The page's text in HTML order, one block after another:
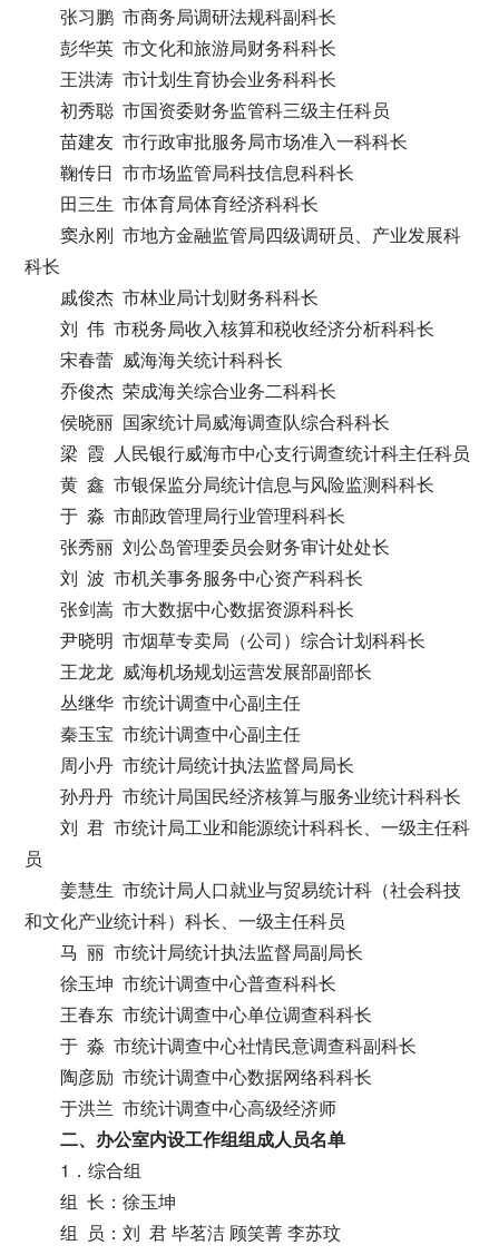
张习鹏 市商务局调研法规科副科长
彭华英 市文化和旅游局财务科科长
王洪涛 市计划生育协会业务科科长
初秀聪 市国资委财务监管科三级主任科员
苗建友 市行政审批服务局市场准入一科科长
鞠传日 市市场监管局科技信息科科长
田三生 市体育局体育经济科科长
窦永刚 市地方金融监管局四级调研员、产业发展科
科长
戚俊杰 市林业局计划财务科科长
刘 伟 市税务局收入核算和税收经济分析科科长
宋春蕾 威海海关统计科科长
乔俊杰 荣成海关综合业务二科科长
侯晓丽 国家统计局威海调查队综合科科长
梁 霞 人民银行威海市中心支行调查统计科主任科员
黄 鑫 市银保监分局统计信息与风险监测科科长
于 淼 市邮政管理局行业管理科科长
张秀丽 刘公岛管理委员会财务审计处处长
刘 波 市机关事务服务中心资产科科长
张剑嵩 市大数据中心数据资源科科长
尹晓明 市烟草专卖局（公司）综合计划科科长
王龙龙 威海机场规划运营发展部副部长
丛继华 市统计调查中心副主任
秦玉宝 市统计调查中心副主任
周小丹 市统计局统计执法监督局局长
孙丹丹 市统计局国民经济核算与服务业统计科科长
刘 君 市统计局工业和能源统计科科长、一级主任科
员
姜慧生 市统计局人口就业与贸易统计科（社会科技
和文化产业统计科）科长、一级主任科员
马 丽 市统计局统计执法监督局副局长
徐玉坤 市统计调查中心普查科科长
王春东 市统计调查中心单位调查科科长
于 淼 市统计调查中心社情民意调查科副科长
陶彦励 市统计调查中心数据网络科科长
于洪兰 市统计调查中心高级经济师
二、办公室内设工作组组成人员名单
1．综合组
组 长：徐玉坤
组 员：刘 君 毕茗洁 顾笑菁 李苏玟